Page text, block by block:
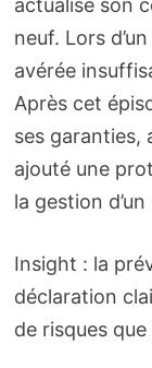
actualisé son
neuf. Lors
avérée
Après cet
ses garanties,
ajouté une
la gestion
Insight : la
déclaration
de risques